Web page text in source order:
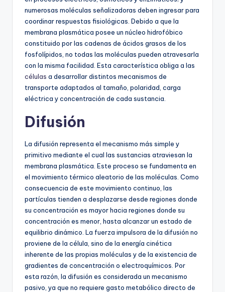
numerosas moléculas señalizadoras deben ingresar para
coordinar respuestas fisiológicas. Debido a que la
membrana plasmática posee un núcleo hidrofóbico
constituido por las cadenas de ácidos grasos de los
fosfolípidos, no todas las moléculas pueden atravesarla
con la misma facilidad. Esta característica obliga a las
células a desarrollar distintos mecanismos de
transporte adaptados al tamaño, polaridad, carga
eléctrica y concentración de cada sustancia.
Difusión
La difusión representa el mecanismo más simple y
primitivo mediante el cual las sustancias atraviesan la
membrana plasmática. Este proceso se fundamenta en
el movimiento térmico aleatorio de las moléculas. Como
consecuencia de este movimiento continuo, las
partículas tienden a desplazarse desde regiones donde
su concentración es mayor hacia regiones donde su
concentración es menor, hasta alcanzar un estado de
equilibrio dinámico. La fuerza impulsora de la difusión no
proviene de la célula, sino de la energía cinética
inherente de las propias moléculas y de la existencia de
gradientes de concentración o electroquímicos. Por
esta razón, la difusión es considerada un mecanismo
pasivo, ya que no requiere gasto metabólico directo de